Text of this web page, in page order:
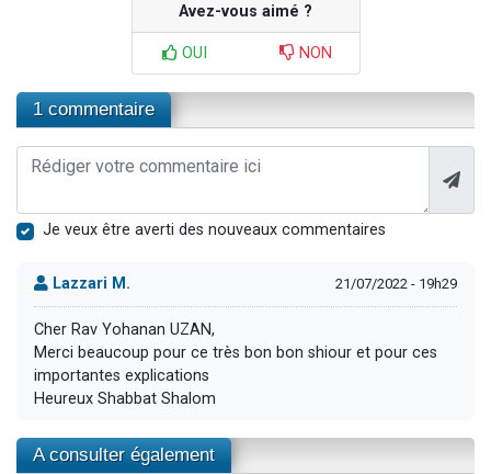
Avez-vous aimé ?
OUI NON
1 commentaire
Je veux être averti des nouveaux commentaires
Lazzari M. 21/07/2022 - 19h29
Cher Rav Yohanan UZAN,
Merci beaucoup pour ce très bon bon shiour et pour ces
importantes explications
Heureux Shabbat Shalom
A consulter également